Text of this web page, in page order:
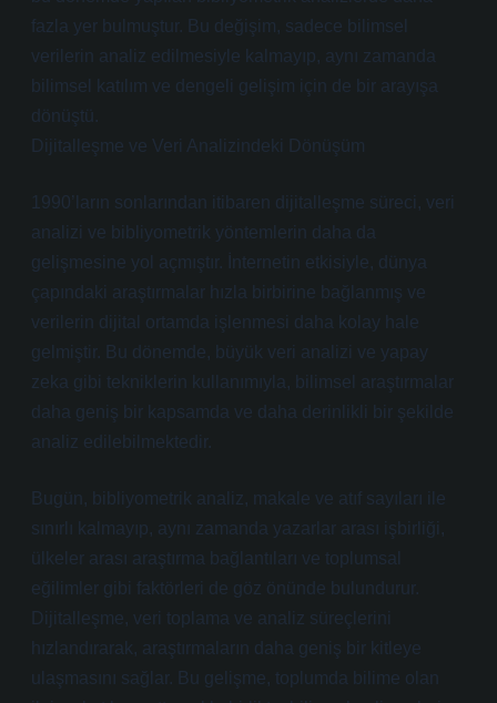
fazla yer bulmuştur. Bu değişim, sadece bilimsel
verilerin analiz edilmesiyle kalmayıp, aynı zamanda
bilimsel katılım ve dengeli gelişim için de bir arayışa
dönüştü.
Dijitalleşme ve Veri Analizindeki Dönüşüm
1990’ların sonlarından itibaren dijitalleşme süreci, veri
analizi ve bibliyometrik yöntemlerin daha da
gelişmesine yol açmıştır. İnternetin etkisiyle, dünya
çapındaki araştırmalar hızla birbirine bağlanmış ve
verilerin dijital ortamda işlenmesi daha kolay hale
gelmiştir. Bu dönemde, büyük veri analizi ve yapay
zeka gibi tekniklerin kullanımıyla, bilimsel araştırmalar
daha geniş bir kapsamda ve daha derinlikli bir şekilde
analiz edilebilmektedir.
Bugün, bibliyometrik analiz, makale ve atıf sayıları ile
sınırlı kalmayıp, aynı zamanda yazarlar arası işbirliği,
ülkeler arası araştırma bağlantıları ve toplumsal
eğilimler gibi faktörleri de göz önünde bulundurur.
Dijitalleşme, veri toplama ve analiz süreçlerini
hızlandırarak, araştırmaların daha geniş bir kitleye
ulaşmasını sağlar. Bu gelişme, toplumda bilime olan